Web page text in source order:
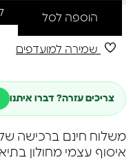
הוספה לסל
שמירה למועדפים
צריכים עזרה? דברו איתנו
משלוח חינם ברכישה של מעל 350 ש"ח עד 10
איסוף עצמי מחולון